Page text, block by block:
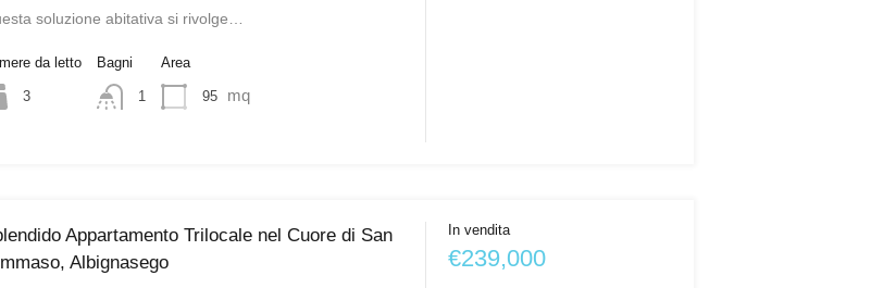
soluzione abitativa si rivolge…
da letto
3
Bagni
1
Area
95 mq
Appartamento Trilocale nel Cuore di San
Albignasego
In vendita
€239,000